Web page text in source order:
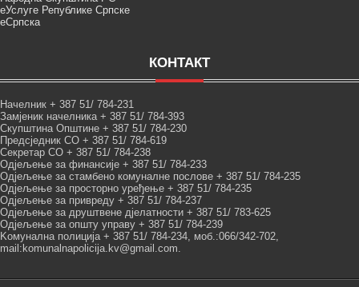
еУслуге Републике Српске
еСрпска
КОНТАКТ
Начелник + 387 51/ 784-231
Замјеник начелника + 387 51/ 784-393
Скупштина Општине + 387 51/ 784-230
Предсједник СО + 387 51/ 784-619
Секретар СО + 387 51/ 784-238
Одјељење за финансије + 387 51/ 784-233
Одјељење за стамбено комуналне послове + 387 51/ 784-235
Одјељење за просторно уређење + 387 51/ 784-235
Одјељење за привреду + 387 51/ 784-237
Одјељење за друштвене дјелатности + 387 51/ 783-625
Одјељење за општу управу + 387 51/ 784-239
Kомунална полиција + 387 51/ 784-234, моб.:066/342-702,
mail:komunalnapolicija.kv@gmail.com.